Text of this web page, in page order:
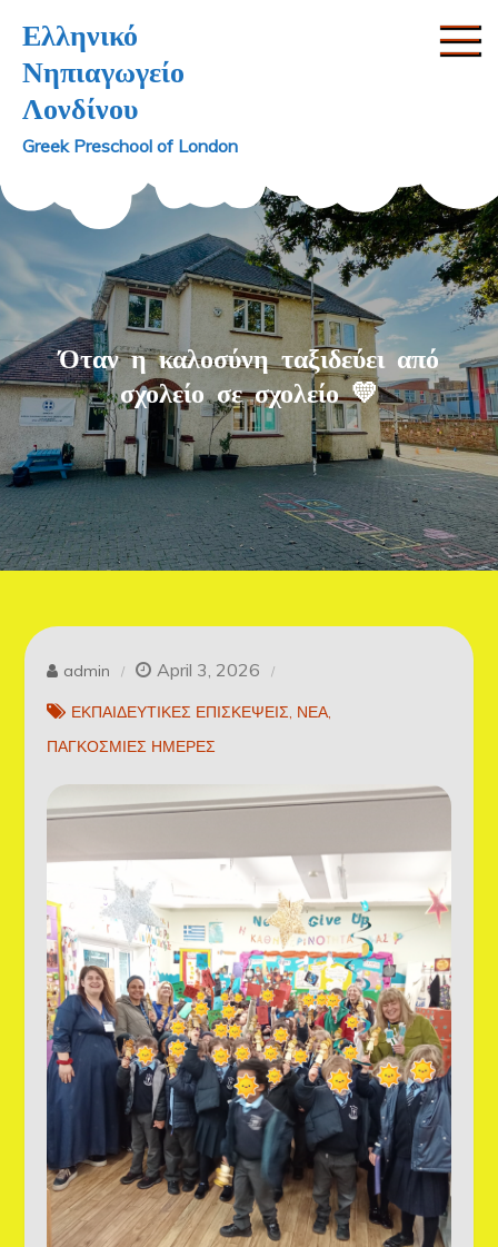
content
Ελληνικό
Νηπιαγωγείο
Λονδίνου
Greek Preschool of London
Όταν η καλοσύνη ταξιδεύει από
σχολείο σε σχολείο 💛
admin April 3, 2026
ΕΚΠΑΙΔΕΥΤΙΚΕΣ ΕΠΙΣΚΕΨΕΙΣ ΝΕΑ
ΠΑΓΚΟΣΜΙΕΣ ΗΜΕΡΕΣ